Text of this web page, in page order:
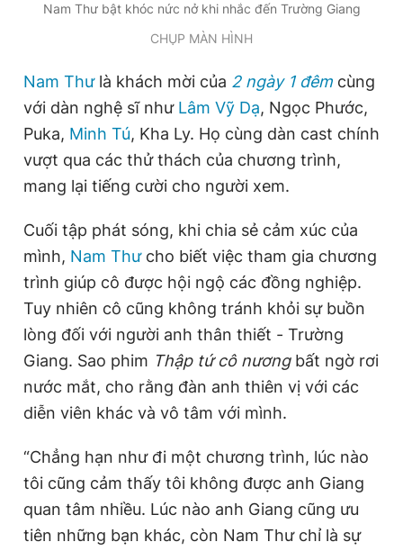
Theo dõi báo trên
Hotline
0906 645 777
Liên hệ quảng cáo
Đặt báo Quảng cáo RSS Tòa soạn Chính sách bảo
Tổng biên tập: Nguyễn Ngọc Toàn
Phó tổng biên tập thường trực: Hải Thành
Phó tổng biên tập: Lâm Hiếu Dũng
Tổng thư ký tòa soạn: Đức Trung
Giấy phép xuất bản số 110/GP - BTTTT cấp ngày 24.3.2020
chép dưới mọi hình thức nếu không có sự chấp thuận bằng văn
bản. Phát triển bởi ePi Technologies, JSC.
Nam Thư bật khóc nức nở khi nhắc đến Trường Giang
CHỤP MÀN HÌNH
Nam Thưlà khách mời của 2 ngày 1 đêm cùng
với dàn nghệ sĩ như Lâm Vỹ Dạ, Ngọc Phước,
Puka, Minh Tú, Kha Ly. Họ cùng dàn cast chính
vượt qua các thử thách của chương trình,
mang lại tiếng cười cho người xem.
Cuối tập phát sóng, khi chia sẻ cảm xúc của
mình, Nam Thưcho biết việc tham gia chương
trình giúp cô được hội ngộ các đồng nghiệp.
Tuy nhiên cô cũng không tránh khỏi sự buồn
lòng đối với người anh thân thiết - Trường
Giang. Sao phim Thập tứ cô nươngbất ngờ rơi
nước mắt, cho rằng đàn anh thiên vị với các
diễn viên khác và vô tâm với mình.
“Chẳng hạn như đi một chương trình, lúc nào
tôi cũng cảm thấy tôi không được anh Giang
quan tâm nhiều. Lúc nào anh Giang cũng ưu
tiên những bạn khác, còn Nam Thư chỉ là sự